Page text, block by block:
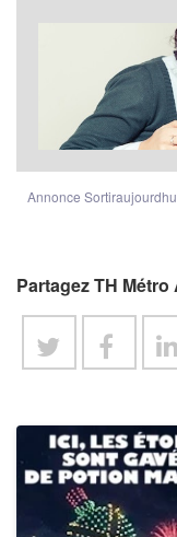
Annonce
Partagez TH